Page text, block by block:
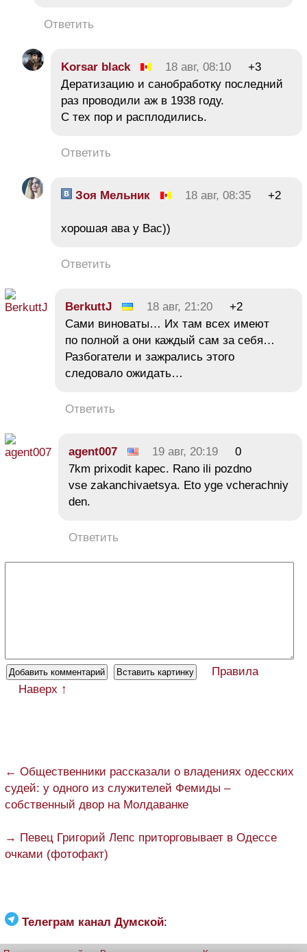
Ответить
Korsar black 18 авг, 08:10
+3
Дератизацию и санобработку последний
раз проводили аж в 1938 году.
С тех пор и расплодились.
Ответить
Зоя Мельник 18 авг, 08:35 +2
хорошая ава у Вас))
Ответить
BerkuttJ 18 авг, 21:20
+2
Сами виноваты… Их там всех имеют
по полной а они каждый сам за себя…
Разбогатели и зажрались этого
следовало ожидать…
Ответить
agent007 19 авг, 20:19
0
7km prixodit kapec. Rano ili pozdno
vse zakanchivaetsya. Eto yge vcherachniy
den.
Ответить
Правила
Наверх ↑
← Общественники рассказали о владениях одесских
судей: у одного из служителей Фемиды –
собственный двор на Молдаванке
→ Певец Григорий Лепс приторговывает в Одессе
очками (фотофакт)
Телеграм канал Думской: